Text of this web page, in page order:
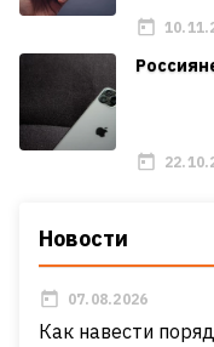
Новости
07.08.2026
Как навести